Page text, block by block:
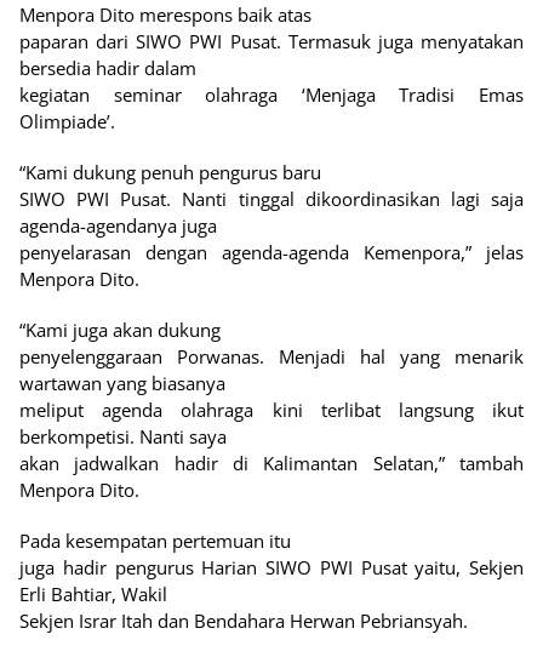
Menpora Dito merespons baik atas
paparan dari SIWO PWI Pusat. Termasuk juga menyatakan
bersedia hadir dalam
kegiatan seminar olahraga ‘Menjaga Tradisi Emas
Olimpiade’.
“Kami dukung penuh pengurus baru
SIWO PWI Pusat. Nanti tinggal dikoordinasikan lagi saja
agenda-agendanya juga
penyelarasan dengan agenda-agenda Kemenpora,” jelas
Menpora Dito.
“Kami juga akan dukung
penyelenggaraan Porwanas. Menjadi hal yang menarik
wartawan yang biasanya
meliput agenda olahraga kini terlibat langsung ikut
berkompetisi. Nanti saya
akan jadwalkan hadir di Kalimantan Selatan,” tambah
Menpora Dito.
Pada kesempatan pertemuan itu
juga hadir pengurus Harian SIWO PWI Pusat yaitu, Sekjen
Erli Bahtiar, Wakil
Sekjen Israr Itah dan Bendahara Herwan Pebriansyah.